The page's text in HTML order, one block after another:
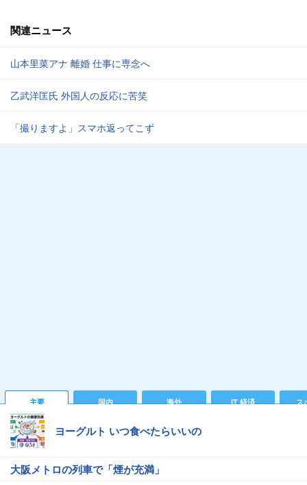
関連ニュース
山本里菜アナ 離婚 仕事に専念へ
乙武洋匡氏 外国人の反応に苦笑
「撮りますよ」スマホ返ってこず
主要 国内 海外 IT 経済 ス
ヨーグルト いつ食べたらいいの
大阪メトロの列車で「煙が充満」